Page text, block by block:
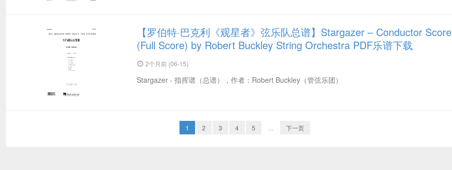
【罗伯特·巴克利《观星者》弦乐队总谱】Stargazer – Conductor Score
(Full Score) by Robert Buckley String Orchestra PDF乐谱下载
2个月前 (06-15)
Stargazer - 指挥谱（总谱），作者：Robert Buckley（管弦乐团）
1 2 3 4 5 下一页